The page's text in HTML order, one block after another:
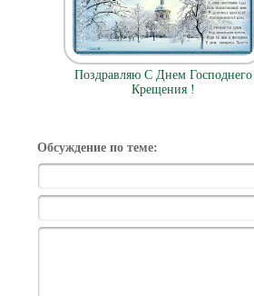
Поздравляю С Днем Господнего
Крещения !
Обсуждение по теме: